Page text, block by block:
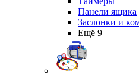
Панели ящика
Заслонки и
Ещё 9